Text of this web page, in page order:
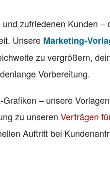
zufriedenen Kunden –
Unsere Marketing-
zu vergrößern,
Vorbereitung.
– unsere
zu unseren Verträgen
Auftritt bei